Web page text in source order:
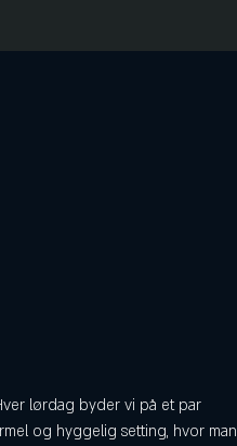
lørdag byder vi på et par
og hyggelig setting, hvor man